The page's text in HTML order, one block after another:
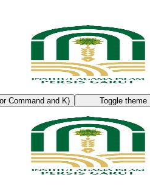
Command and K) Toggle theme